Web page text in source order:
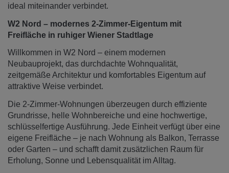
ideal miteinander verbindet.
W2 Nord – modernes 2-Zimmer-Eigentum mit
Freifläche in ruhiger Wiener Stadtlage
Willkommen in W2 Nord – einem modernen
Neubauprojekt, das durchdachte Wohnqualität,
zeitgemäße Architektur und komfortables Eigentum auf
attraktive Weise verbindet.
Die 2-Zimmer-Wohnungen überzeugen durch effiziente
Grundrisse, helle Wohnbereiche und eine hochwertige,
schlüsselfertige Ausführung. Jede Einheit verfügt über eine
eigene Freifläche – je nach Wohnung als Balkon, Terrasse
oder Garten – und schafft damit zusätzlichen Raum für
Erholung, Sonne und Lebensqualität im Alltag.